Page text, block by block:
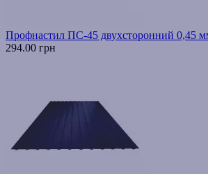
Профнастил ПС-45 двухсторонний 0,45
294.00 грн